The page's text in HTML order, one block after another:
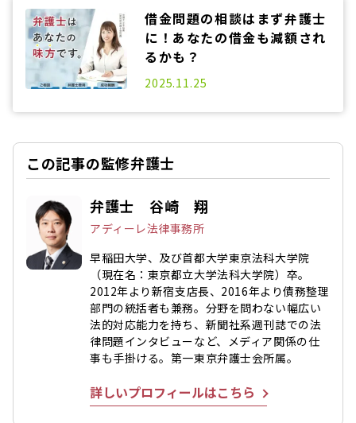
借金問題の相談はまず弁護士
に！あなたの借金も減額され
るかも？
2025.06.13
2025.11.25
この記事の監修弁護士
弁護士 谷崎 翔
アディーレ法律事務所
早稲田大学、及び首都大学東京法科大学院
（現在名：東京都立大学法科大学院）卒。
2012年より新宿支店長、2016年より債務整理
部門の統括者も兼務。分野を問わない幅広い
法的対応能力を持ち、新聞社系週刊誌での法
律問題インタビューなど、メディア関係の仕
事も手掛ける。第一東京弁護士会所属。
詳しいプロフィールはこちら